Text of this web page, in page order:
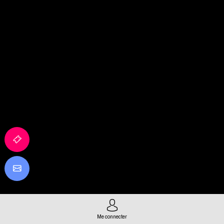
Me connecter